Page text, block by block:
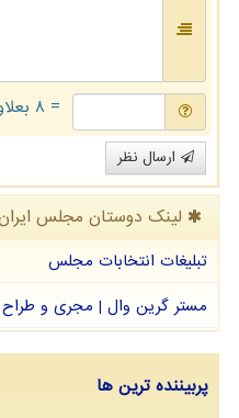
= ۸ بعلاوه ۳
ارسال نظر
لینک دوستان مجلس
تبلیغات انتخابات مجلس
مستر گرین وال | مجری و طراح
پربیننده ترین ها